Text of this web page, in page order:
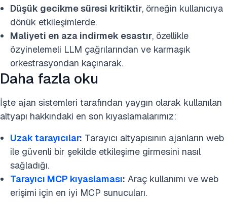
Düşük gecikme süresi kritiktir, örneğin kullanıcıya
dönük etkileşimlerde.
Maliyeti en aza indirmek esastır, özellikle
özyinelemeli LLM çağrılarından ve karmaşık
orkestrasyondan kaçınarak.
Daha fazla oku
İşte ajan sistemleri tarafından yaygın olarak kullanılan
altyapı hakkındaki en son kıyaslamalarımız:
Uzak tarayıcılar: Tarayıcı altyapısının ajanların web
ile güvenli bir şekilde etkileşime girmesini nasıl
sağladığı.
Tarayıcı MCP kıyaslaması: Araç kullanımı ve web
erişimi için en iyi MCP sunucuları.